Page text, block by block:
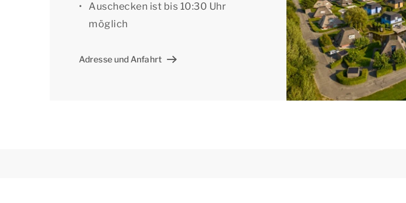
Auschecken ist bis 10:30 Uhr
möglich
Adresse und Anfahrt